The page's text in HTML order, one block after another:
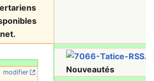
modifier Nouveautés